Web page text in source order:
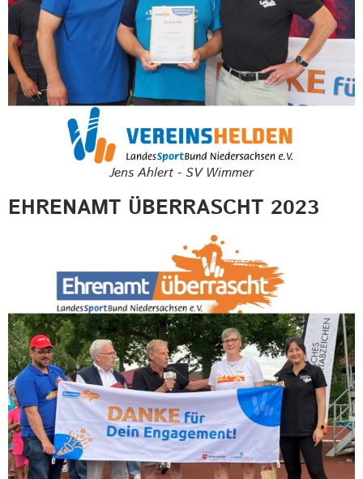
Jens Ahlert - SV Wimmer
EHRENAMT ÜBERRASCHT 2023